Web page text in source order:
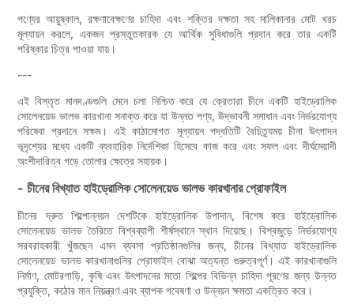
পণ্যের আয়ুষ্কাল, রক্ষণাবেক্ষণের চাহিদা এবং শক্তির দক্ষতা সহ মালিকানার মোট খরচ
মূল্যায়ন করলে, একজন প্রস্তুতকারক যে আর্থিক সুবিধাগুলি প্রদান করে তার একটি
পরিষ্কার চিত্র পাওয়া যায়।
---
এই বিস্তৃত মানদণ্ডগুলি মেনে চলা নিশ্চিত করে যে ক্রেতারা চীনে একটি হাইড্রোলিক
সোলেনয়েড ভালভ কারখানা সনাক্ত করে যা উন্নত পণ্য, উদ্ভাবনী সমাধান এবং নির্ভরযোগ্য
পরিষেবা প্রদানে সক্ষম। এই কাঠামোগত মূল্যায়ন পদ্ধতিটি বৈচিত্র্যময় চীনা উৎপাদন
ভূদৃশ্যের মধ্যে একটি ব্যবহারিক নির্দেশিকা হিসেবে কাজ করে এবং সফল এবং দীর্ঘমেয়াদী
অংশীদারিত্ব গড়ে তোলার ক্ষেত্রে সহায়ক।
- চীনের বিখ্যাত হাইড্রোলিক সোলেনয়েড ভালভ কারখানার প্রোফাইল
চীনের দ্রুত শিল্পোন্নয়ন দেশটিকে হাইড্রোলিক উপাদান, বিশেষ করে হাইড্রোলিক
সোলেনয়েড ভালভ তৈরিতে বিশ্বব্যাপী শীর্ষস্থানে স্থান দিয়েছে। বিশ্বজুড়ে নির্ভরযোগ্য
সরবরাহকারী খুঁজছেন এমন ব্যবসা প্রতিষ্ঠানগুলির জন্য, চীনের বিখ্যাত হাইড্রোলিক
সোলেনয়েড ভালভ কারখানাগুলির প্রোফাইল বোঝা অত্যন্ত গুরুত্বপূর্ণ। এই কারখানাগুলি
নির্মাণ, মোটরগাড়ি, কৃষি এবং উৎপাদনের মতো শিল্পের বিভিন্ন চাহিদা পূরণের জন্য উন্নত
প্রযুক্তি, কঠোর মান নিয়ন্ত্রণ এবং ব্যাপক গবেষণা ও উন্নয়ন ক্ষমতা একত্রিত করে।